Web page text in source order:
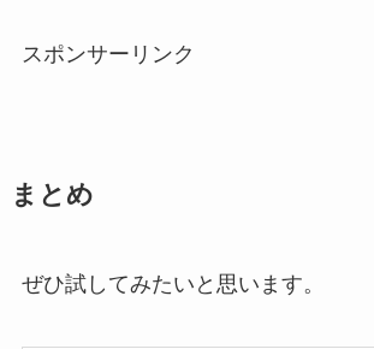
スポンサーリンク
まとめ
ぜひ試してみたいと思います。